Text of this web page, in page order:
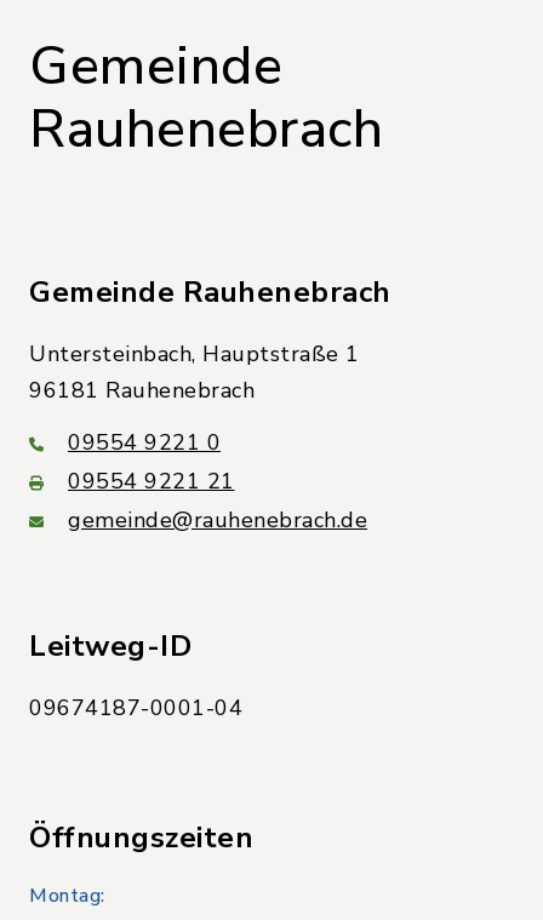
Gemeinde
Rauhenebrach
Gemeinde Rauhenebrach
Untersteinbach, Hauptstraße 1
96181 Rauhenebrach
09554 9221 0
09554 9221 21
gemeinde@rauhenebrach.de
Leitweg-ID
09674187-0001-04
Öffnungszeiten
Montag: